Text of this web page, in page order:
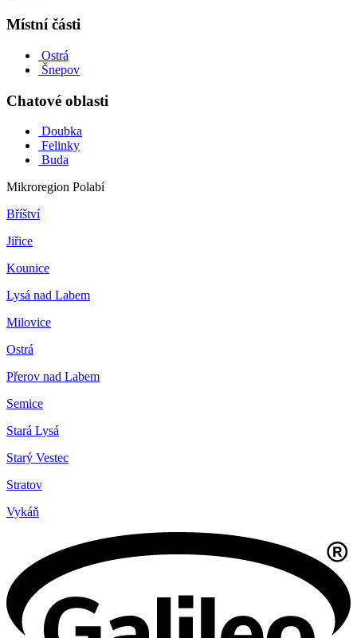
Místní části
Ostrá
Šnepov
Chatové oblasti
Doubka
Felinky
Buda
Mikroregion Polabí
Bříštví
Jiřice
Kounice
Lysá nad Labem
Milovice
Ostrá
Přerov nad Labem
Semice
Stará Lysá
Starý Vestec
Stratov
Vykáň